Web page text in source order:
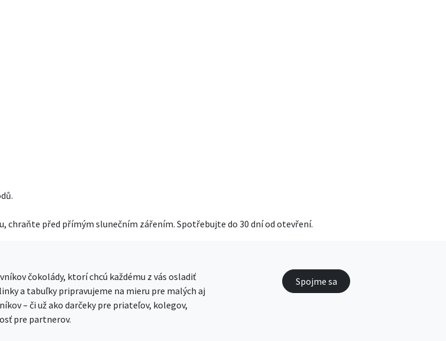
chraňte před přímým slunečním zářením. Spotřebujte do 30 dní od otevření.
čokolády, ktorí chcú každému z vás osladiť
a tabuľky pripravujeme na mieru pre malých aj
– či už ako darčeky pre priateľov, kolegov,
pre partnerov.
Spojme sa